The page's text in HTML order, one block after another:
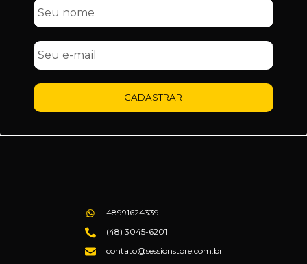
CADASTRAR
48991624339
(48) 3045-6201
contato@sessionstore.com.br